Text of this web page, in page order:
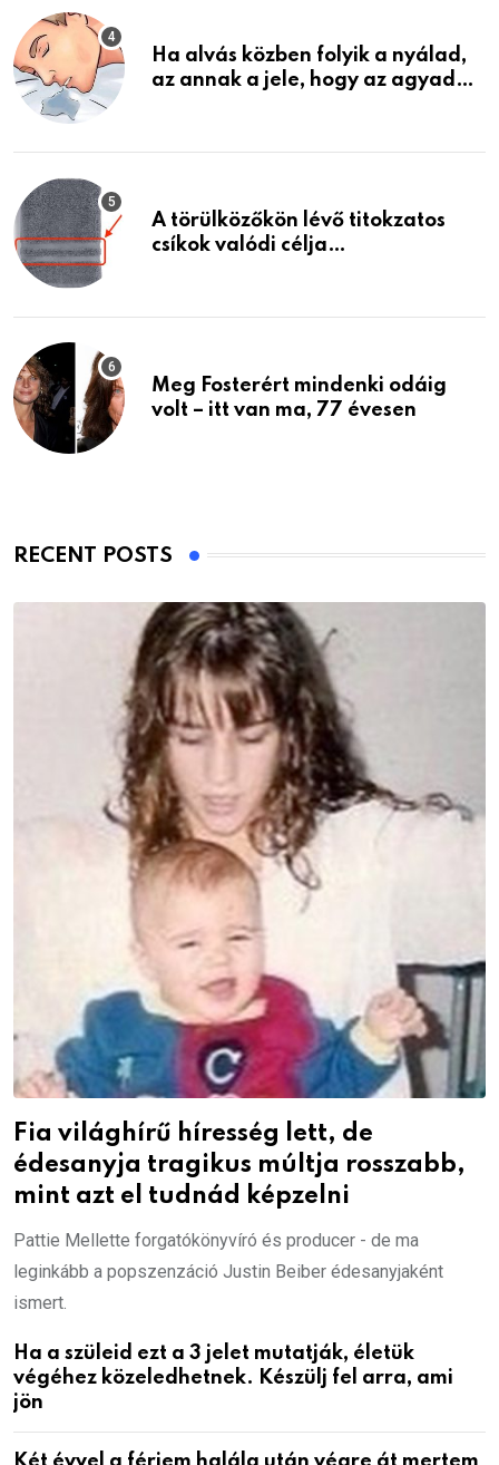
Ha alvás közben folyik a nyálad,
az annak a jele, hogy az agyad…
A törülközőkön lévő titokzatos
csíkok valódi célja…
Meg Fosterért mindenki odáig
volt – itt van ma, 77 évesen
RECENT POSTS
Fia világhírű híresség lett, de
édesanyja tragikus múltja rosszabb,
mint azt el tudnád képzelni
Pattie Mellette forgatókönyvíró és producer - de ma
leginkább a popszenzáció Justin Beiber édesanyjaként
ismert.
Ha a szüleid ezt a 3 jelet mutatják, életük
végéhez közeledhetnek. Készülj fel arra, ami
jön